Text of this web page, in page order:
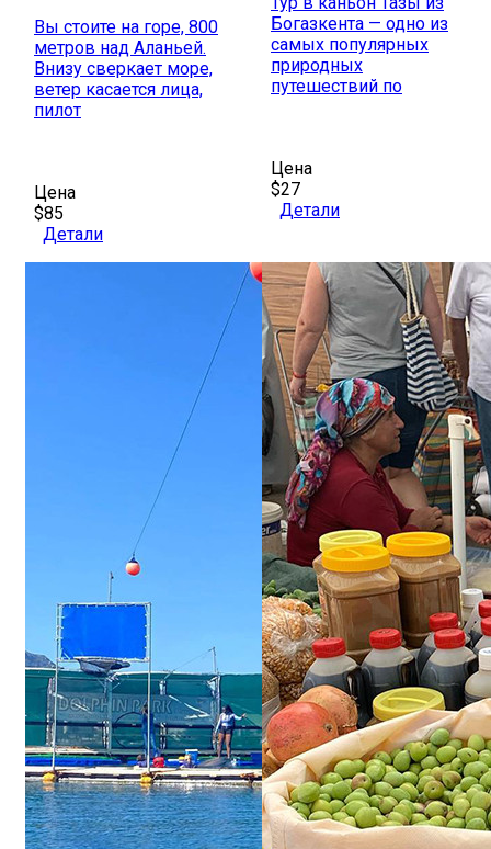
Вы стоите на горе, 800
метров над Аланьей.
Внизу сверкает море,
ветер касается лица,
пилот
Цена
$85
Детали
Богазкента — одно из
самых популярных
природных
путешествий по
Цена
$27
Детали